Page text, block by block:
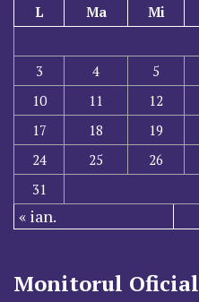
L Ma Mi
3
4 5
10
11 12
17
18 19
24
25 26
31
« ian.
Monitorul Oficial